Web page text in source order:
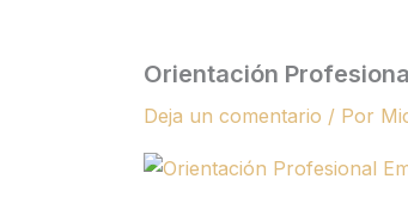
Orientación
Deja un comentario / Por